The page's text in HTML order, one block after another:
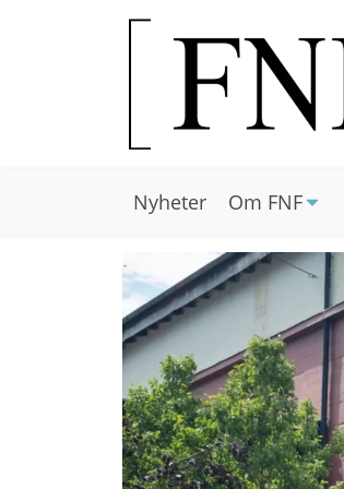
Nyheter Om FNF